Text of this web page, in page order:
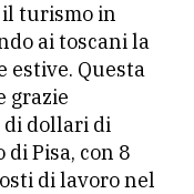
turismo in
ai toscani la
estive. Questa
grazie
di dollari di
Pisa, con 8
di lavoro nel